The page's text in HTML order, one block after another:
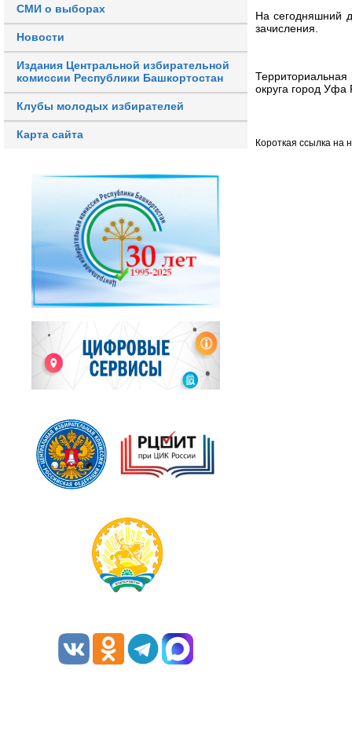
СМИ о выборах
Новости
Издания Центральной избирательной
комиссии Республики Башкортостан
Клубы молодых избирателей
Карта сайта
На сегодняшний
зачисления.
округа город Уфа
Короткая ссылка на